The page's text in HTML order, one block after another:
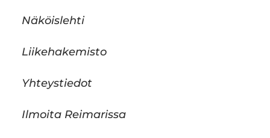
Näköislehti
Liikehakemisto
Yhteystiedot
Ilmoita Reimarissa